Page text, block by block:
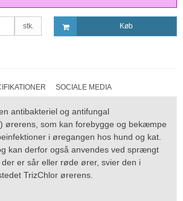
stk. Køb
SOCIALE MEDIA
antibakteriel og antifungal
ørerens, som kan forebygge og bekæmpe
i øregangen hos hund og kat.
kan derfor også anvendes ved sprængt
er sår eller røde ører, svier den i
TrizChlor ørerens.